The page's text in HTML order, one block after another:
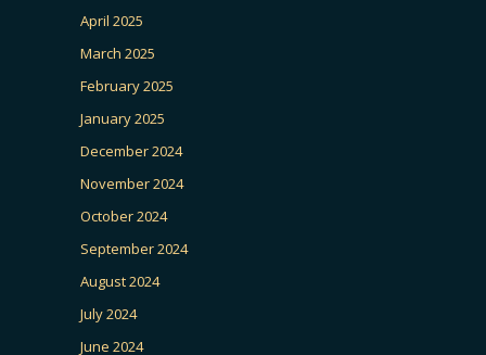
April 2025
March 2025
February 2025
January 2025
December 2024
November 2024
October 2024
September 2024
August 2024
July 2024
June 2024